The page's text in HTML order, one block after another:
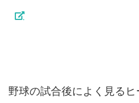
野球の試合後によく見る